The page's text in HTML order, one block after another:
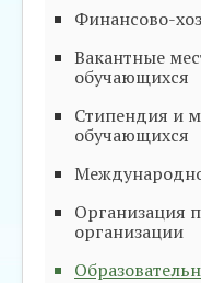
Финансово-
Вакантные
обучающихся
Стипендия и
обучающихся
Организация
организации